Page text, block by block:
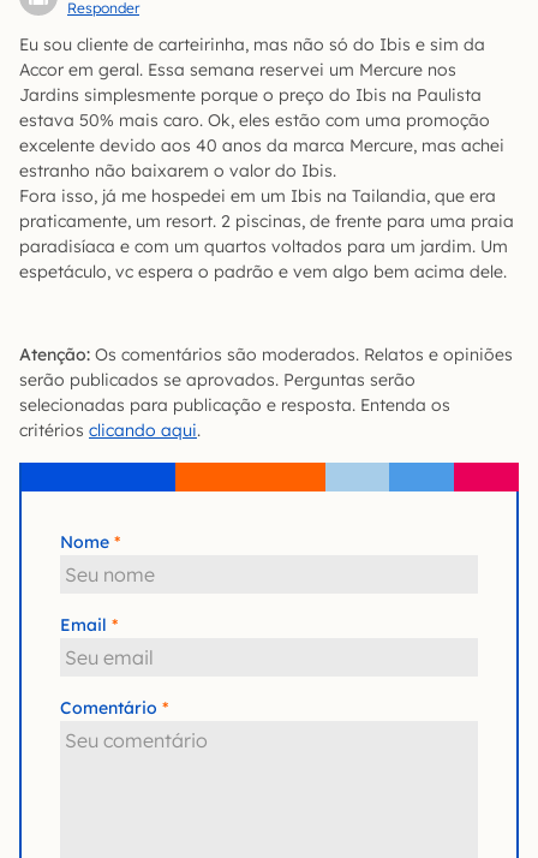
Responder
Eu sou cliente de carteirinha, mas não só do Ibis e sim da
Accor em geral. Essa semana reservei um Mercure nos
Jardins simplesmente porque o preço do Ibis na Paulista
estava 50% mais caro. Ok, eles estão com uma promoção
excelente devido aos 40 anos da marca Mercure, mas achei
estranho não baixarem o valor do Ibis.
Fora isso, já me hospedei em um Ibis na Tailandia, que era
praticamente, um resort. 2 piscinas, de frente para uma praia
paradisíaca e com um quartos voltados para um jardim. Um
espetáculo, vc espera o padrão e vem algo bem acima dele.
Atenção: Os comentários são moderados. Relatos e opiniões
serão publicados se aprovados. Perguntas serão
selecionadas para publicação e resposta. Entenda os
critérios clicando aqui.
Nome
Email
Comentário